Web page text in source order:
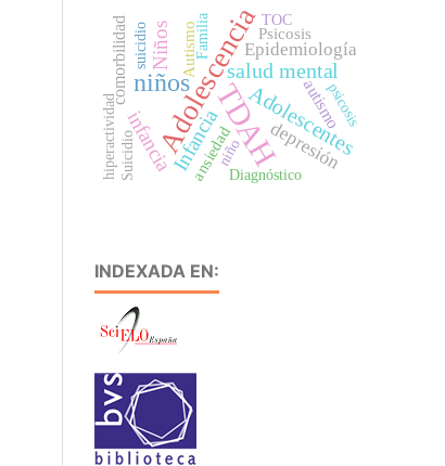
TDAH
Adolescencia
niños Adolescentes
salud mental
Infancia
Niños
infancia
Epidemiología
depresión
comorbilidad autismo
Autismo Psicosis
ansiedad
TOC
Familia
hiperactividad psicosis
suicidio
Diagnóstico
niño
Suicidio
INDEXADA EN: